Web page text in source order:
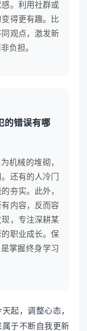
。利用社群或
得更有趣。比
观点，激发新
负担。
的错误有哪
机械的堆砌，
还有的人冷门
夯实。此外，
内容，反而容
，专注深耕某
职业成长。保
掌握终身学习
起，调整心态，
于不断自我更新